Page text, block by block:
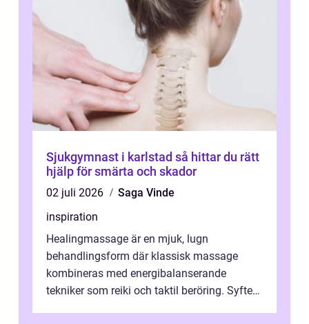
Sjukgymnast i karlstad så hittar du rätt
hjälp för smärta och skador
02 juli 2026
Saga Vinde
inspiration
Healingmassage är en mjuk, lugn
behandlingsform där klassisk massage
kombineras med energibalanserande
tekniker som reiki och taktil beröring. Syftet